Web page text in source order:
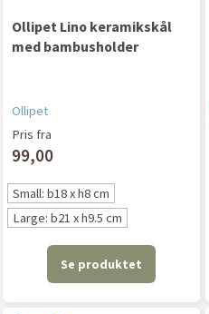
Ollipet Lino keramikskål
med bambusholder
Ollipet
Pris fra
99,00
Small: b18 x h8 cm
Large: b21 x h9.5 cm
Se produktet